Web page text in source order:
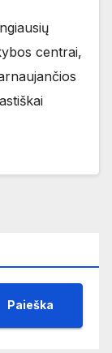
centrai,
Paieška